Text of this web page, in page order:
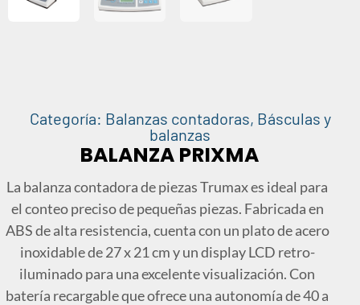
Categoría: Balanzas contadoras, Básculas y
balanzas
BALANZA PRIXMA
La balanza contadora de piezas Trumax es ideal para
el conteo preciso de pequeñas piezas. Fabricada en
ABS de alta resistencia, cuenta con un plato de acero
inoxidable de 27 x 21 cm y un display LCD retro-
iluminado para una excelente visualización. Con
batería recargable que ofrece una autonomía de 40 a